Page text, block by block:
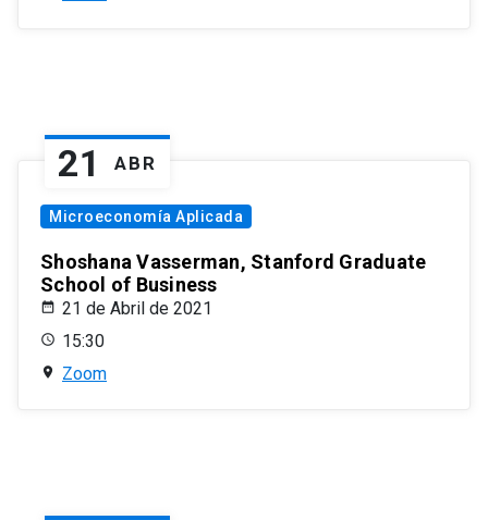
21 ABR
Microeconomía Aplicada
Shoshana Vasserman, Stanford Graduate
School of Business
21 de Abril de 2021
15:30
Zoom